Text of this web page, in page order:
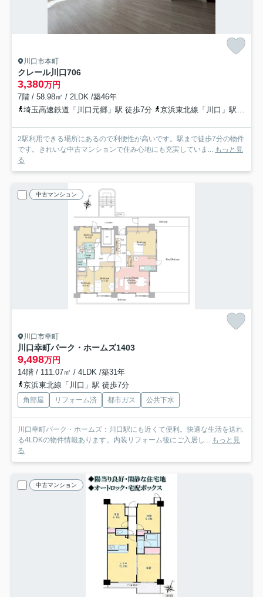
川口市本町
クレール川口706
3,380万円
7階 / 58.98㎡ / 2LDK /築46年
埼玉高速鉄道「川口元郷」駅 徒歩7分
京浜東北線「川口」駅 徒歩11分
2駅利用できる場所にあるので利便性が高いです。駅まで徒歩7分の物件
です。きれいな中古マンションで住み心地にも充実していま...
もっと見
る
中古マンション
川口市幸町
川口幸町パーク・ホームズ1403
9,498万円
14階 / 111.07㎡ / 4LDK /築31年
京浜東北線「川口」駅 徒歩7分
角部屋 リフォーム済 都市ガス 公共下水
川口幸町パーク・ホームズ：川口駅にも近くて便利。快適な生活を送れ
る4LDKの物件情報あります。内装リフォーム後にご入居し...
もっと見
る
中古マンション